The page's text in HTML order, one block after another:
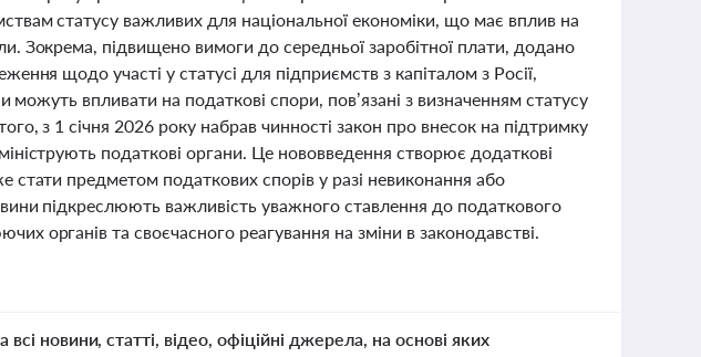
статусу важливих для національної економіки, що має вплив на
Зокрема, підвищено вимоги до середньої заробітної плати, додано
щодо участі у статусі для підприємств з капіталом з Росії,
можуть впливати на податкові спори, пов’язані з визначенням статусу
з 1 січня 2026 року набрав чинності закон про внесок на підтримку
податкові органи. Це нововведення створює додаткові
стати предметом податкових спорів у разі невиконання або
підкреслюють важливість уважного ставлення до податкового
органів та своєчасного реагування на зміни в законодавстві.
новини, статті, відео, офіційні джерела, на основі яких